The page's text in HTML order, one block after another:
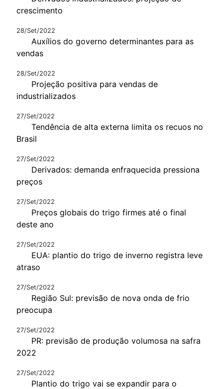
crescimento
28/Set/2022
Auxílios do governo determinantes para as
vendas
28/Set/2022
Projeção positiva para vendas de
industrializados
27/Set/2022
Tendência de alta externa limita os recuos no
Brasil
27/Set/2022
Derivados: demanda enfraquecida pressiona
preços
27/Set/2022
Preços globais do trigo firmes até o final
deste ano
27/Set/2022
EUA: plantio do trigo de inverno registra leve
atraso
27/Set/2022
Região Sul: previsão de nova onda de frio
preocupa
27/Set/2022
PR: previsão de produção volumosa na safra
2022
27/Set/2022
Plantio do trigo vai se expandir para o